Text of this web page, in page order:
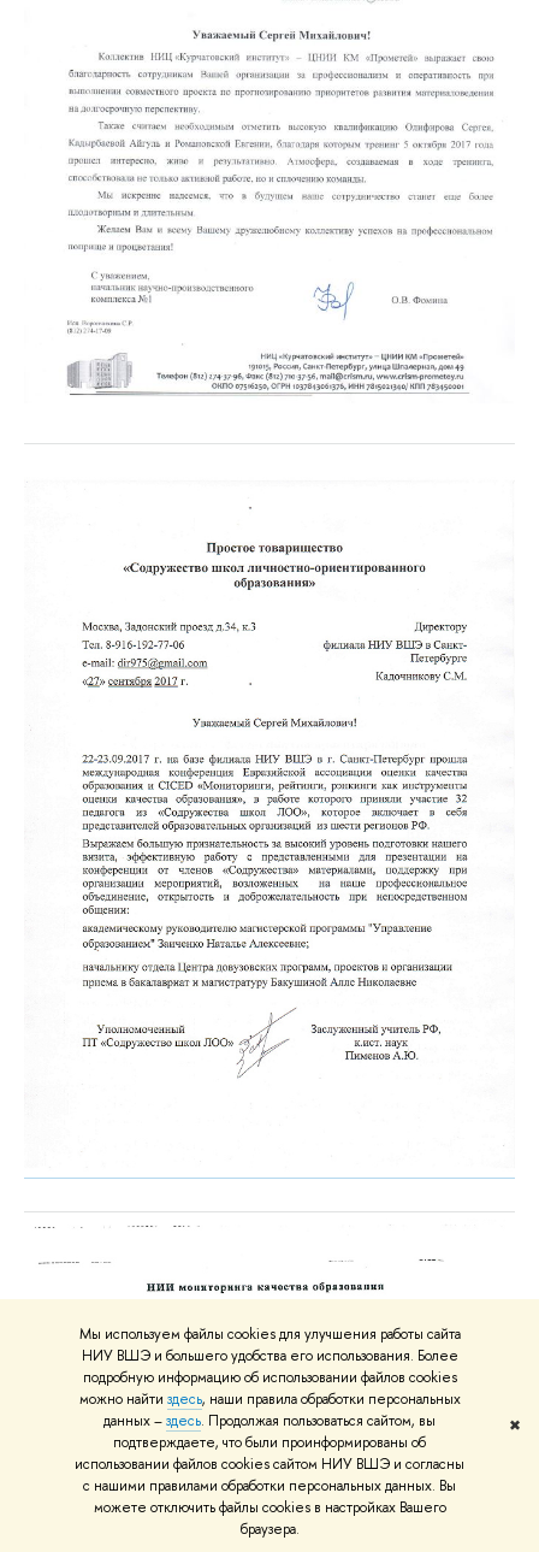
Мы используем файлы cookies для улучшения работы сайта
НИУ ВШЭ и большего удобства его использования. Более
подробную информацию об использовании файлов cookies
можно найти здесь, наши правила обработки персональных
данных –здесь. Продолжая пользоваться сайтом, вы
подтверждаете, что были проинформированы об
использовании файлов cookies сайтом НИУ ВШЭ и согласны
с нашими правилами обработки персональных данных. Вы
можете отключить файлы cookies в настройках Вашего
браузера.
✖